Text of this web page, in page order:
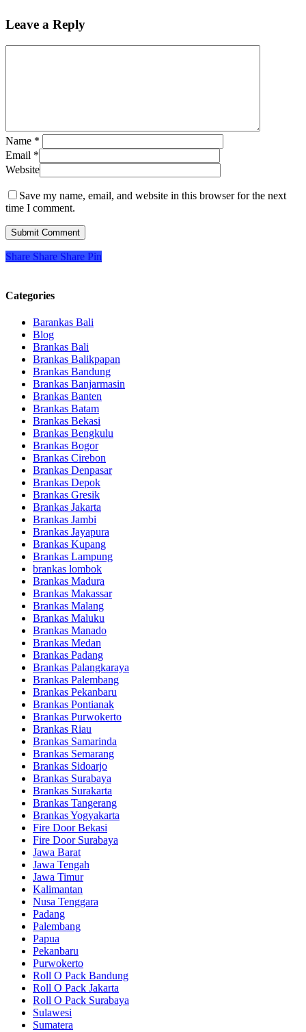
Leave a Reply
Name *
Email *
Website
Save my name, email, and website in this browser for the next
time I comment.
Share Share Share Pin
Categories
Barankas Bali
Blog
Brankas Bali
Brankas Balikpapan
Brankas Bandung
Brankas Banjarmasin
Brankas Banten
Brankas Batam
Brankas Bekasi
Brankas Bengkulu
Brankas Bogor
Brankas Cirebon
Brankas Denpasar
Brankas Depok
Brankas Gresik
Brankas Jakarta
Brankas Jambi
Brankas Jayapura
Brankas Kupang
Brankas Lampung
brankas lombok
Brankas Madura
Brankas Makassar
Brankas Malang
Brankas Maluku
Brankas Manado
Brankas Medan
Brankas Padang
Brankas Palangkaraya
Brankas Palembang
Brankas Pekanbaru
Brankas Pontianak
Brankas Purwokerto
Brankas Riau
Brankas Samarinda
Brankas Semarang
Brankas Sidoarjo
Brankas Surabaya
Brankas Surakarta
Brankas Tangerang
Brankas Yogyakarta
Fire Door Bekasi
Fire Door Surabaya
Jawa Barat
Jawa Tengah
Jawa Timur
Kalimantan
Nusa Tenggara
Padang
Palembang
Papua
Pekanbaru
Purwokerto
Roll O Pack Bandung
Roll O Pack Jakarta
Roll O Pack Surabaya
Sulawesi
Sumatera